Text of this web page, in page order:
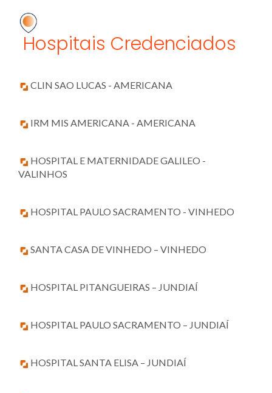
Hospitais Credenciados
CLIN SAO LUCAS - AMERICANA
IRM MIS AMERICANA - AMERICANA
HOSPITAL E MATERNIDADE GALILEO -
VALINHOS
HOSPITAL PAULO SACRAMENTO - VINHEDO
SANTA CASA DE VINHEDO – VINHEDO
HOSPITAL PITANGUEIRAS – JUNDIAÍ
HOSPITAL PAULO SACRAMENTO – JUNDIAÍ
HOSPITAL SANTA ELISA – JUNDIAÍ